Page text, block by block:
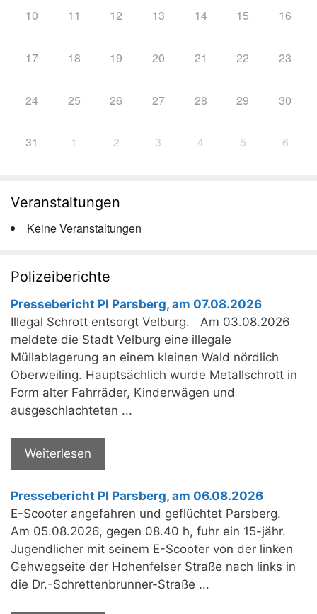
10 11 12 13 14 15 16
17 18 19 20 21 22 23
24 25 26 27 28 29 30
31 1 2 3 4 5 6
Veranstaltungen
Keine Veranstaltungen
Polizeiberichte
Pressebericht PI Parsberg, am 07.08.2026
Illegal Schrott entsorgt Velburg. Am 03.08.2026
meldete die Stadt Velburg eine illegale
Müllablagerung an einem kleinen Wald nördlich
Oberweiling. Hauptsächlich wurde Metallschrott in
Form alter Fahrräder, Kinderwägen und
ausgeschlachteten ...
Weiterlesen
Pressebericht PI Parsberg, am 06.08.2026
E-Scooter angefahren und geflüchtet Parsberg.
Am 05.08.2026, gegen 08.40 h, fuhr ein 15-jähr.
Jugendlicher mit seinem E-Scooter von der linken
Gehwegseite der Hohenfelser Straße nach links in
die Dr.-Schrettenbrunner-Straße ...